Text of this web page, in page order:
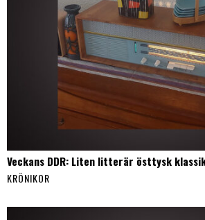
Veckans DDR: Liten litterär östtysk
KRÖNIKOR